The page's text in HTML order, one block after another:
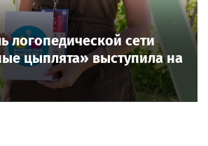
логопедической сети
цыплята» выступила на